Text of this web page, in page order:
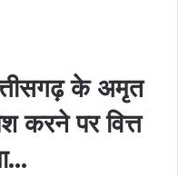
के अमृत
करने पर वित्त